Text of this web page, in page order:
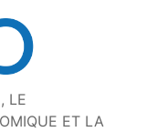
LE
ET LA